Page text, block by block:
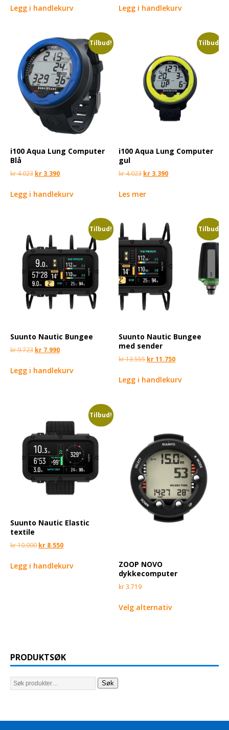
Legg i handlekurv Legg i handlekurv
Tilbud!
i100 Aqua Lung Computer
Blå
kr4.023 kr 3.390
Legg i handlekurv
Tilbud!
i100 Aqua Lung Computer
gul
kr4.023 kr 3.390
Les mer
Tilbud!
Suunto Nautic Bungee
kr9.723 kr 7.990
Legg i handlekurv
Tilbud!
Suunto Nautic Bungee
med sender
kr13.555 kr11.750
Legg i handlekurv
Tilbud!
Suunto Nautic Elastic
textile
kr10.000 kr 8.550
Legg i handlekurv
ZOOP NOVO
dykkecomputer
kr3.719
Velg alternativ
PRODUKTSØK
Søk